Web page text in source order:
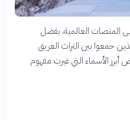
المنصات العالمية، بفضل
جمعوا بين التراث العريق
الأسماء التي غيرت مفهوم